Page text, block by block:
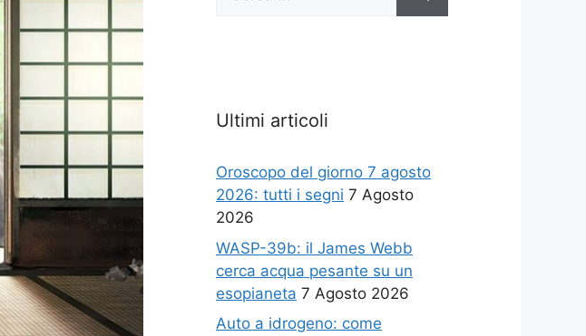
Ultimi articoli
Oroscopo del giorno 7 agosto
2026: tutti i segni 7 Agosto
2026
WASP-39b: il James Webb
cerca acqua pesante su un
esopianeta 7 Agosto 2026
Auto a idrogeno: come